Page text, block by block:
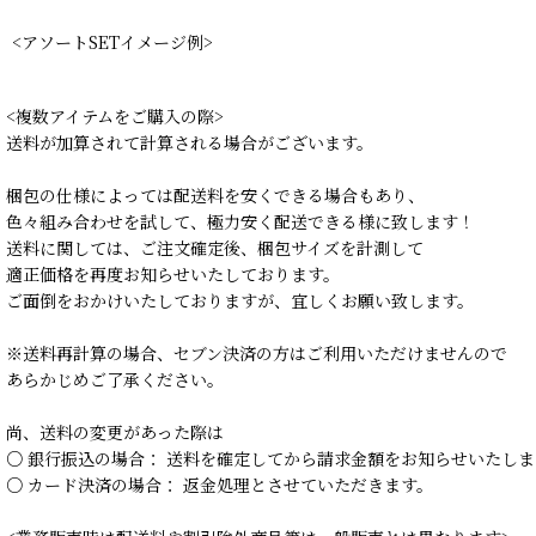
<アソートSETイメージ例>
<複数アイテムをご購入の際>
送料が加算されて計算される場合がございます。
梱包の仕様によっては配送料を安くできる場合もあり、
色々組み合わせを試して、極力安く配送できる様に致します！
送料に関しては、ご注文確定後、梱包サイズを計測して
適正価格を再度お知らせいたしております。
ご面倒をおかけいたしておりますが、宜しくお願い致します。
※送料再計算の場合、セブン決済の方はご利用いただけませんので
あらかじめご了承ください。
尚、送料の変更があった際は
○ 銀行振込の場合： 送料を確定してから請求金額をお知らせいたし
○ カード決済の場合： 返金処理とさせていただきます。